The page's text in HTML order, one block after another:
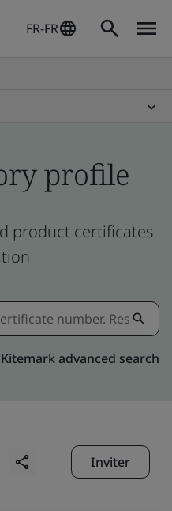
FR-FR
profile
product certificates
Kitemark advanced search
Inviter